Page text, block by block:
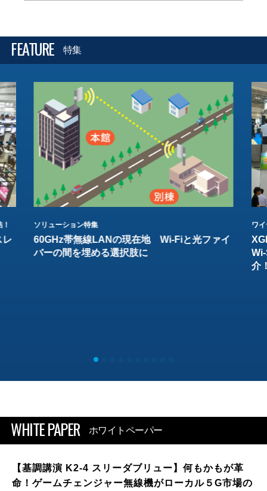
FEATURE 特集
レ
ソリューション特集
60GHz帯無線LANの現在地 Wi-Fiと光ファイ
バーの間を埋める選択肢に
ワ
介
WHITE PAPER ホワイトペーパー
【基調講演 K2-4 スリーダブリュー】何もかもが革
命！ゲームチェンジャー無線機がローカル５G市場の